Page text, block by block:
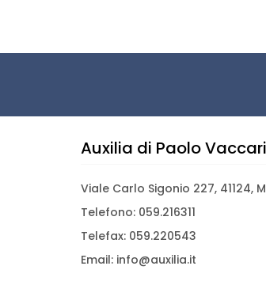
Auxilia di Paolo Vaccari
Viale Carlo Sigonio 227, 41124,
Telefono: 059.216311
Telefax: 059.220543
Email: info@auxilia.it